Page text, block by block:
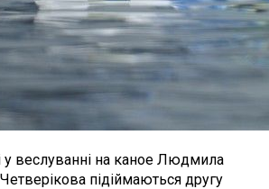
у веслуванні на каное Людмила
підіймаються другу